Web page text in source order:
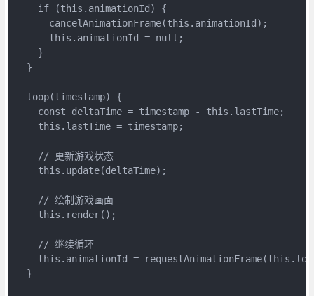
    if (this.animationId) {
      cancelAnimationFrame(this.animationId);
      this.animationId = null;
    }
  }
  loop(timestamp) {
    const deltaTime = timestamp - this.lastTime;
    this.lastTime = timestamp;
    // 更新游戏状态
    this.update(deltaTime);
    // 绘制游戏画面
    this.render();
    // 继续循环
this.animationId =
  }